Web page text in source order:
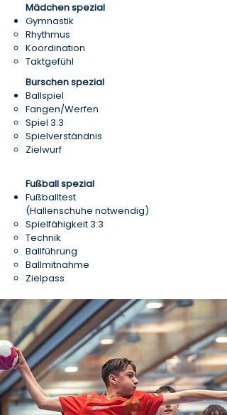
Mädchen spezial​
Gymnastik​
​Rhythmus​
​Koordination​
​Taktgefühl​
Burschen spezial​
Ballspiel​
Fangen/Werfen​​
Spiel 3:3​​
Spielverständnis​​
Zielwurf​​
Fußball spezial​
Fußballtest​
(Hallenschuhe notwendig)
Spielfähigkeit 3:3​
Technik​
Ballführung​
Ballmitnahme​
Zielpass​​